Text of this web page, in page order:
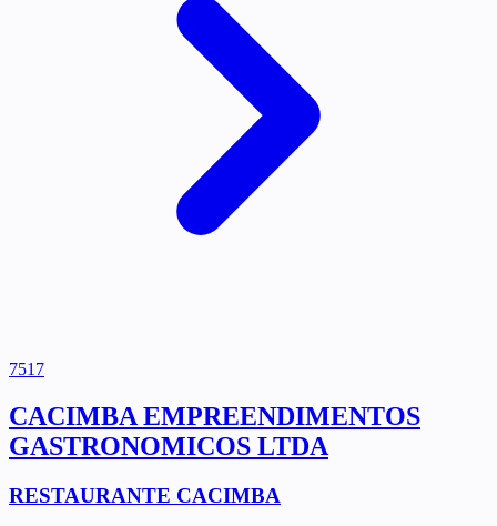
7517
CACIMBA EMPREENDIMENTOS
GASTRONOMICOS LTDA
RESTAURANTE CACIMBA